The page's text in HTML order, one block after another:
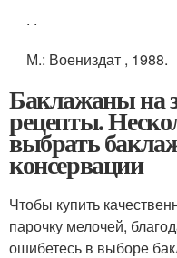
. .
М.: Воениздат , 1988.
Баклажаны на
рецепты.
выбрать
консервации
Чтобы купить
парочку мелочей,
ошибетесь в выборе